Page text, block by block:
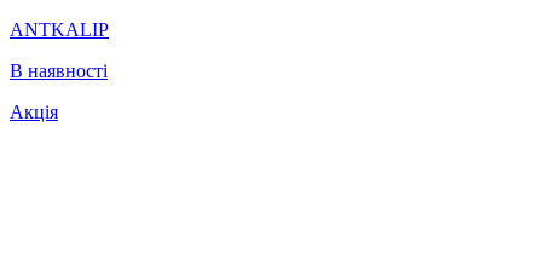
ANTKALIP
В наявності
Акція